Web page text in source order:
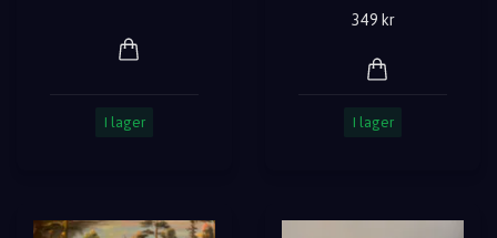
I lager
349 kr
I lager